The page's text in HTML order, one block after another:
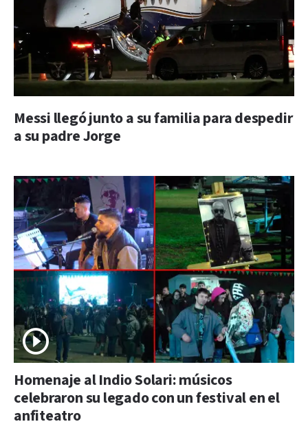
Messi llegó junto a su familia para despedir
a su padre Jorge
Homenaje al Indio Solari: músicos
celebraron su legado con un festival en el
anfiteatro